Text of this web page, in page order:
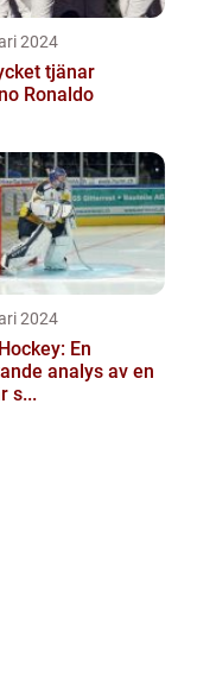
2024
tjänar
Ronaldo
2024
En
analys av en
s...